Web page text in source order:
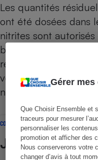
Gérer
Que Choisir Ensemble et
traceurs pour mesurer
personnaliser les
promotion et afficher des
Nous conserverons votre
changer d’avis à tout
Les quantités
ont été dosées dans
nitrites sont
basses pour les
respect a été vérifié.
vérifier que les
nitrites » en étaient
COMPARATIF
Jambons